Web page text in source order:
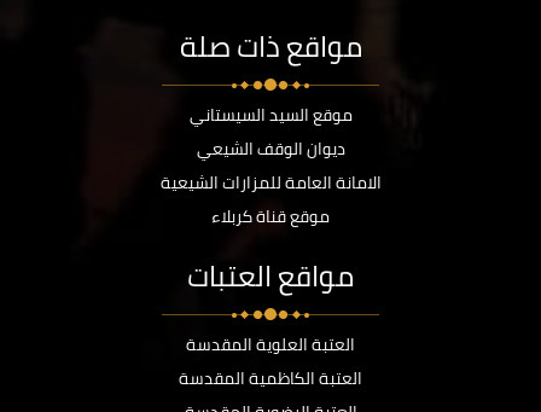
مواقع ذات صلة
موقع السيد السيستاني
ديوان الوقف الشيعي
الامانة العامة للمزارات الشيعية
موقع قناة كربلاء
مواقع العتبات
العتبة العلوية المقدسة
العتبة الكاظمية المقدسة